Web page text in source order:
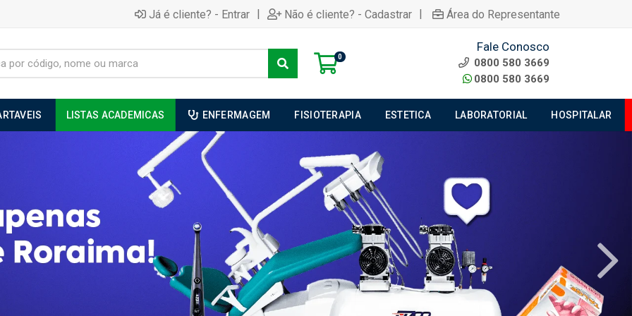
Já é cliente? - Entrar | Não é cliente? - Cadastrar | Área do Representante
0
Fale Conosco
0800 580 3669
0800 580 3669
LISTAS ACADEMICAS ENFERMAGEM FISIOTERAPIA ESTETICA LABORATORIAL HOSPITALAR